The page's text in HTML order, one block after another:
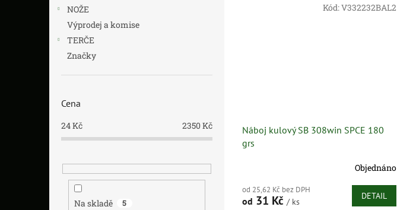
NOŽE
Výprodej a komise
TERČE
Značky
Cena
24Kč 2350Kč
Na skladě 5
Náboj kulový SB 308win SPCE 180
grs
Objednáno
od 25,62 Kč bez DPH
od 31 Kč / ks
DETAIL
Kód:V332232BAL2